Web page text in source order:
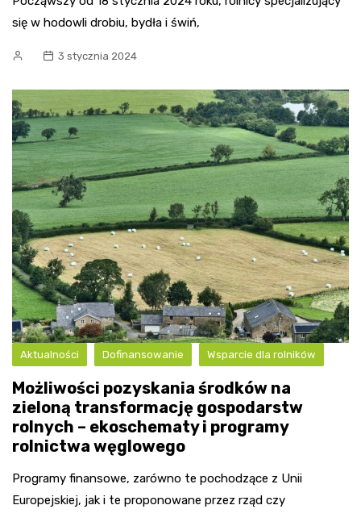
się w hodowli drobiu, bydła i świń,
3 stycznia 2024
Aktualności Dofinansowanie Wsparcie dla rolników
Możliwości pozyskania środków na
zieloną transformację gospodarstw
rolnych – ekoschematy i programy
rolnictwa węglowego
Programy finansowe, zarówno te pochodzące z Unii
Europejskiej, jak i te proponowane przez rząd czy